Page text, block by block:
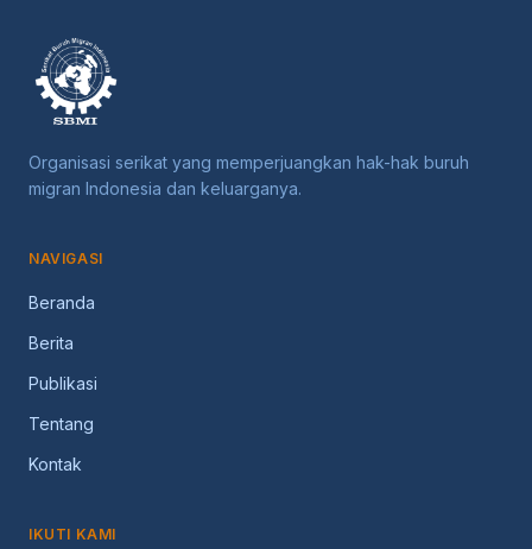
Organisasi serikat yang memperjuangkan hak-hak buruh
migran Indonesia dan keluarganya.
NAVIGASI
Beranda
Berita
Publikasi
Tentang
Kontak
IKUTI KAMI